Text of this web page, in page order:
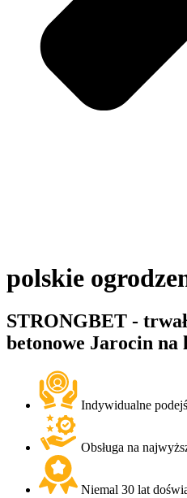
polskie
STRONGBET -
betonowe Jarocin na
Indywidualne
Obsługa na
Niemal 30 lat